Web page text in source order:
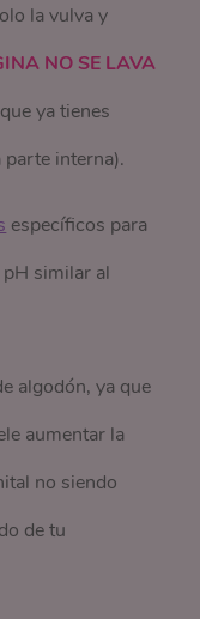
la vulva y
NO SE LAVA
ya tienes
parte interna).
específicos para
similar al
algodón, ya que
aumentar la
no siendo
de tu